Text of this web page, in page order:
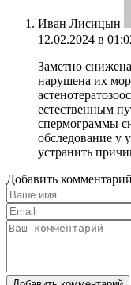
Иван Лисицын
12.02.2024 в
Заметно
нарушена их
естественным
спермограммы
обследование у
устранить
Добавить комментарий